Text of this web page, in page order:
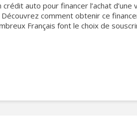
crédit auto pour financer l’achat d’une
Découvrez comment obtenir ce
Français font le choix de